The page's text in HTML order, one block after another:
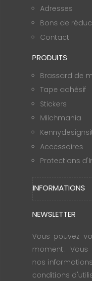
Adresses
Bons de
Contact
PRODUITS
Brassard de
Tape adhésif
Stickers
Milchmania
Accessoires
Protections
INFORMATIONS
NEWSLETTER
Vous pouvez
moment.
nos
conditions